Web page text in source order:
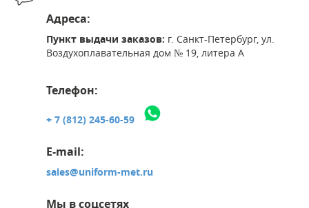
Адреса:
Пункт выдачи заказов: г. Санкт-Петербург, ул.
Воздухоплавательная дом № 19, литера А
Телефон:
+ 7 (812) 245-60-59
E-mail:
sales@uniform-met.ru
Мы в соцсетях